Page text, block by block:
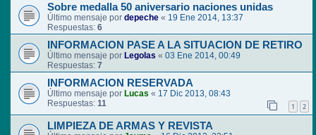
Sobre medalla 50 aniversario naciones unidas
Último mensaje por depeche « 19 Ene 2014, 13:37
Respuestas: 6
INFORMACION PASE A LA SITUACION DE RETIRO
Último mensaje por Legolas « 03 Ene 2014, 00:49
Respuestas: 7
INFORMACION RESERVADA
Último mensaje por Lucas « 17 Dic 2013, 08:43
Respuestas: 11 1 2
LIMPIEZA DE ARMAS Y REVISTA